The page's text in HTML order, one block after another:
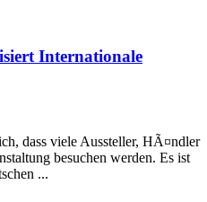
Internationale
dass viele Aussteller, HÃ¤ndler
besuchen werden. Es ist
...